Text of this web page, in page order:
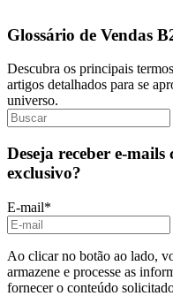
Glossário de Vendas
Descubra os principais
artigos detalhados para se
universo.
Deseja receber e-
exclusivo?
E-mail*
Ao clicar no botão ao lado,
armazene e processe as
fornecer o conteúdo